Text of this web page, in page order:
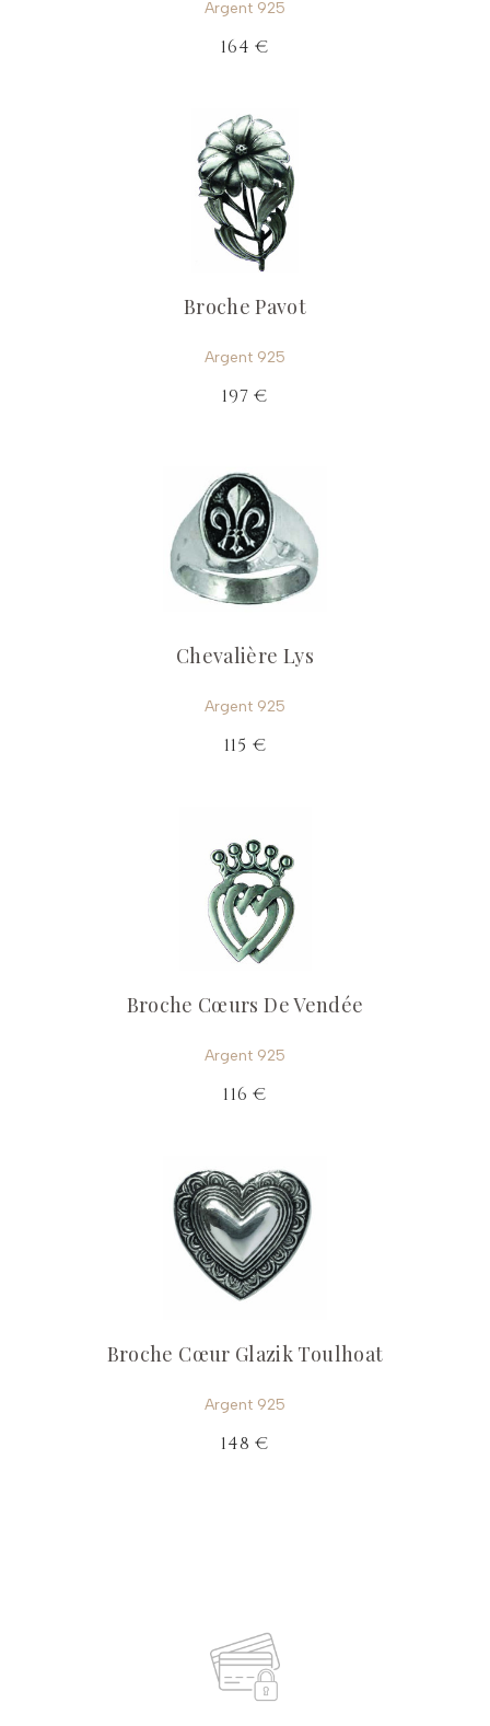
Argent 925
164 €
Broche Pavot
Argent 925
197 €
Chevalière Lys
Argent 925
115 €
Broche Cœurs De Vendée
Argent 925
116 €
Broche Cœur Glazik Toulhoat
Argent 925
148 €